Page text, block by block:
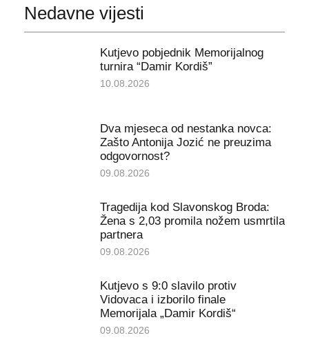
Nedavne vijesti
Kutjevo pobjednik Memorijalnog
turnira “Damir Kordiš”
10.08.2026
Dva mjeseca od nestanka novca:
Zašto Antonija Jozić ne preuzima
odgovornost?
09.08.2026
Tragedija kod Slavonskog Broda:
Žena s 2,03 promila nožem usmrtila
partnera
09.08.2026
Kutjevo s 9:0 slavilo protiv
Vidovaca i izborilo finale
Memorijala „Damir Kordiš“
09.08.2026